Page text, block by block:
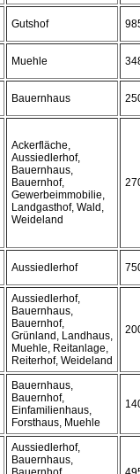
Gutshof
Muehle
Bauernhaus
Ackerfläche,
Aussiedlerhof,
Bauernhaus,
Bauernhof,
Gewerbeimmobilie,
Landgasthof, Wald,
Weideland
Aussiedlerhof
Aussiedlerhof,
Bauernhaus,
Bauernhof,
Grünland, Landhaus,
Muehle, Reitanlage,
Reiterhof, Weideland
Bauernhaus,
Bauernhof,
Einfamilienhaus,
Forsthaus, Muehle
Aussiedlerhof,
Bauernhaus,